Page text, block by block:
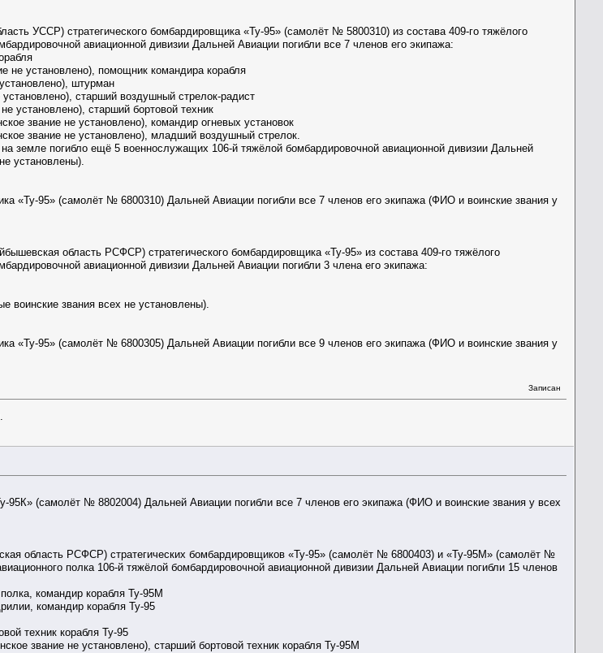
УССР) стратегического бомбардировщика «Ту-95» (самолёт № 5800310) из состава 409-го тяжёлого
авиационной дивизии Дальней Авиации погибли все 7 членов его экипажа:
не установлено), помощник командира корабля
штурман
старший воздушный стрелок-радист
установлено), старший бортовой техник
звание не установлено), командир огневых установок
звание не установлено), младший воздушный стрелок.
земле погибло ещё 5 военнослужащих 106-й тяжёлой бомбардировочной авиационной дивизии Дальней
установлены).
«Ту-95» (самолёт № 6800310) Дальней Авиации погибли все 7 членов его экипажа (ФИО и воинские звания у
область РСФСР) стратегического бомбардировщика «Ту-95» из состава 409-го тяжёлого
авиационной дивизии Дальней Авиации погибли 3 члена его экипажа:
воинские звания всех не установлены).
«Ту-95» (самолёт № 6800305) Дальней Авиации погибли все 9 членов его экипажа (ФИО и воинские звания у
Записан
95К» (самолёт № 8802004) Дальней Авиации погибли все 7 членов его экипажа (ФИО и воинские звания у всех
область РСФСР) стратегических бомбардировщиков «Ту-95» (самолёт № 6800403) и «Ту-95М» (самолёт №
полка 106-й тяжёлой бомбардировочной авиационной дивизии Дальней Авиации погибли 15 членов
командир корабля Ту-95М
командир корабля Ту-95
техник корабля Ту-95
звание не установлено), старший бортовой техник корабля Ту-95М